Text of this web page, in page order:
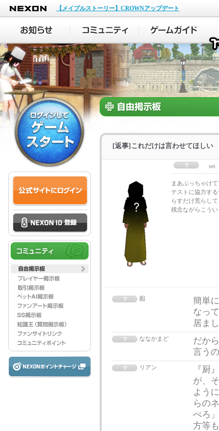
NEXON
【メイプルストーリー】CROWNアップデート
[返事]これだけは言わせてほしい
sei
まあぶっちゃけ
テストに協力す
らすだけ荒らし
残念ながらこう
囮
簡単
なっ
居ま
ななかまど
だか
言う
リアン
『厨
が、
よう
らの
べろ
方等